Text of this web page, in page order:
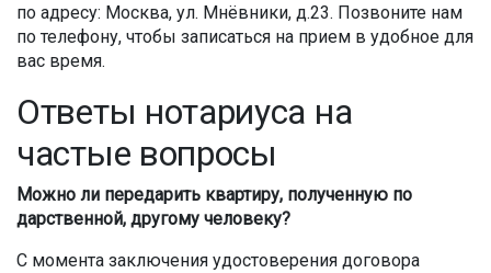
по адресу: Москва, ул. Мнёвники, д.23. Позвоните нам
по телефону, чтобы записаться на прием в удобное для
вас время.
Ответы нотариуса на
частые вопросы
Можно ли передарить квартиру, полученную по
дарственной, другому человеку?
С момента заключения удостоверения договора